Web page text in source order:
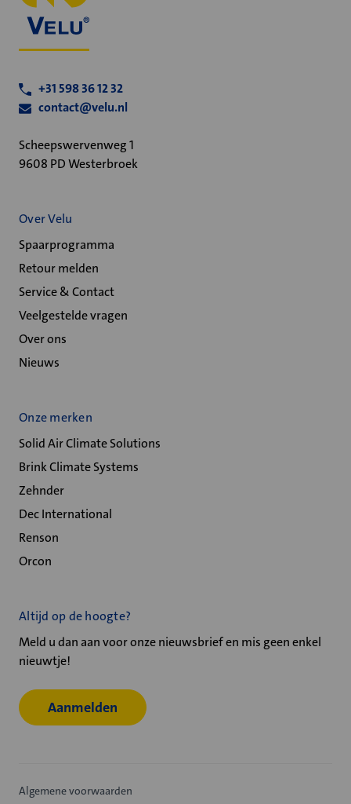
+31 598 36 12 32
contact@velu.nl
Scheepswervenweg 1
9608 PD Westerbroek
Over Velu
Spaarprogramma
Retour melden
Service & Contact
Veelgestelde vragen
Over ons
Nieuws
Onze merken
Solid Air Climate Solutions
Brink Climate Systems
Zehnder
Dec International
Renson
Orcon
Altijd op de hoogte?
Meld u dan aan voor onze nieuwsbrief en mis geen enkel
nieuwtje!
Aanmelden
Algemene voorwaarden